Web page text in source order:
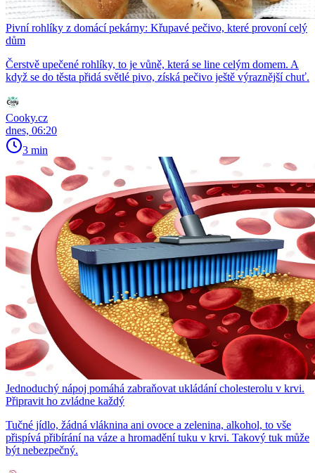
Pivní rohlíky z domácí pekárny: Křupavé pečivo, které provoní celý
dům
Čerstvě upečené rohlíky, to je vůně, která se line celým domem. A
když se do těsta přidá světlé pivo, získá pečivo ještě výraznější chuť.
Cooky.cz
dnes, 06:20
3 min
Jednoduchý nápoj pomáhá zabraňovat ukládání cholesterolu v krvi.
Připravit ho zvládne každý
Tučné jídlo, žádná vláknina ani ovoce a zelenina, alkohol, to vše
přispívá přibírání na váze a hromadění tuku v krvi. Takový tuk může
být nebezpečný.